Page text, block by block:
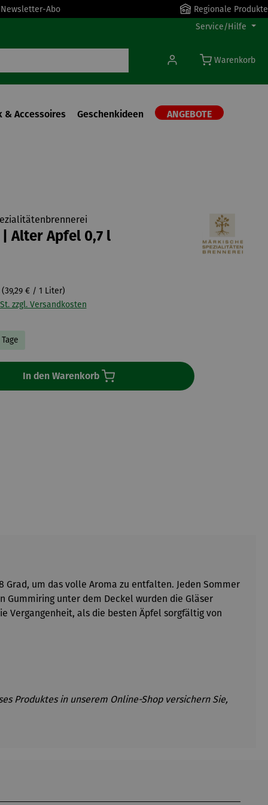
Abo
Regionale Produkte
Service/Hilfe
Warenkorb
& Accessoires Geschenkideen ANGEBOTE
Alter Apfel 0,7 l
(39,29 € / 1 Liter)
zzgl. Versandkosten
In den Warenkorb
um das volle Aroma zu entfalten. Jeden Sommer
Gummiring unter dem Deckel wurden die Gläser
Vergangenheit, als die besten Äpfel sorgfältig von
Produktes in unserem Online-Shop versichern Sie,